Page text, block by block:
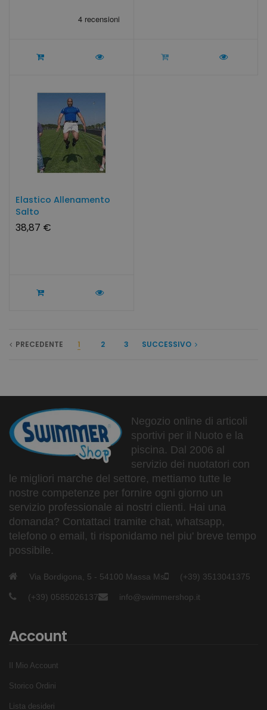
Elastico Allenamento
Salto
38,87 €
PRECEDENTE 1 2 3 SUCCESSIVO
Negozio online di articoli
sportivi per il Nuoto e la
piscina. Dal 2006 al
servizio dei nuotatori con
le migliori marche del settore, mettiamo tutte le
nostre competenze per fornire ogni giorno un
servizio professionale ai nostri clienti. Hai una
domanda? Contattaci tramite chat, whatsapp,
telefono o email, ti risponidamo nel piu' breve tempo
possibile.
Via Bordigona, 5 - 54100 Massa Ms (+39) 3513041375
(+39) 0585026137 info@swimmershop.it
Account
Il Mio Account
Storico Ordini
Lista desideri